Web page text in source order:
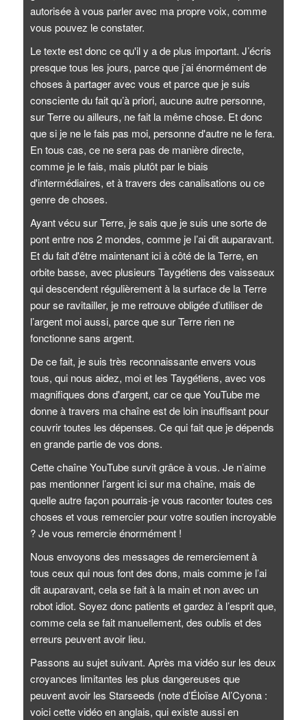
autorisée à vous parler avec ma propre voix, comme
vous pouvez le constater.
Le texte est donc ce qu'il y a de plus important. J’écris
presque tous les jours, parce que j’ai énormément de
choses à partager avec vous et parce que je suis
consciente du fait qu’à priori, aucune autre personne,
sur Terre ou ailleurs, ne fait la même chose. Et donc
que si je ne le fais pas moi, personne d'autre ne le fera.
En tous cas, ce ne sera pas de manière directe,
comme je le fais, mais plutôt par le biais
d'intermédiaires, et à travers des canalisations ou ce
genre de choses.
Ayant vécu sur Terre, je sais que je suis une sorte de
pont entre nos 2 mondes, comme je l’ai dit auparavant.
Et du fait d'être maintenant ici à côté de la Terre, en
orbite basse, avec plusieurs Taygétiens des vaisseaux
qui descendent régulièrement à la surface de la Terre
pour se ravitailler, je me retrouve obligée d’utiliser de
l’argent moi aussi, parce que sur Terre rien ne
fonctionne sans argent.
De ce fait, je suis très reconnaissante envers vous
tous, qui nous aidez, moi et les Taygétiens, avec vos
magnifiques dons d'argent, car ce que YouTube me
donne à travers ma chaîne est de loin insuffisant pour
couvrir toutes les dépenses. Ce qui fait que je dépends
en grande partie de vos dons.
Cette chaîne YouTube survit grâce à vous. Je n’aime
pas mentionner l’argent ici sur ma chaîne, mais de
quelle autre façon pourrais-je vous raconter toutes ces
choses et vous remercier pour votre soutien incroyable
? Je vous remercie énormément !
Nous envoyons des messages de remerciement à
tous ceux qui nous font des dons, mais comme je l’ai
dit auparavant, cela se fait à la main et non avec un
robot idiot. Soyez donc patients et gardez à l’esprit que,
comme cela se fait manuellement, des oublis et des
erreurs peuvent avoir lieu.
Passons au sujet suivant. Après ma vidéo sur les deux
croyances limitantes les plus dangereuses que
peuvent avoir les Starseeds (note d’Éloïse Al’Cyona :
voici cette vidéo en anglais, qui existe aussi en